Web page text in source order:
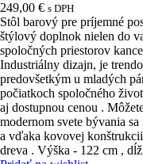
249,00 € s DPH
Stôl barový pre príjemné
štýlový doplnok nielen do
spoločných priestorov
Industriálny dizajn, je
predovšetkým u mladých
počiatkoch spoločného
aj dostupnou cenou .
modernom svete bývania
a vďaka kovovej
dreva . Výška - 122 cm ,